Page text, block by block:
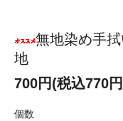
無地染め手
地
700円(税込770
個数